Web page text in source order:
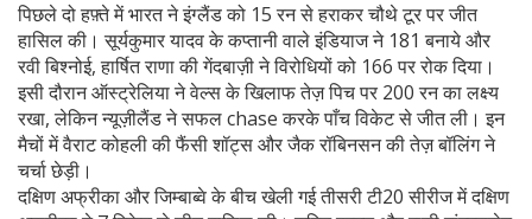
पिछले दो हफ़्ते में भारत ने इंग्लैंड को 15 रन से हराकर चौथे टूर पर जीत
हासिल की। सूर्यकुमार यादव के कप्तानी वाले इंडियाज ने 181 बनाये और
रवी बिश्नोई, हार्षित राणा की गेंदबाज़ी ने विरोधियों को 166 पर रोक दिया।
इसी दौरान ऑस्ट्रेलिया ने वेल्स के खिलाफ तेज़ पिच पर 200 रन का लक्ष्य
रखा, लेकिन न्यूज़ीलैंड ने सफल chase करके पाँच विकेट से जीत ली। इन
मैचों में वैराट कोहली की फैंसी शॉट्स और जैक रॉबिनसन की तेज़ बॉलिंग ने
चर्चा छेड़ी।
दक्षिण अफ्रीका और जिम्बाब्वे के बीच खेली गई तीसरी टी20 सीरीज में दक्षिण